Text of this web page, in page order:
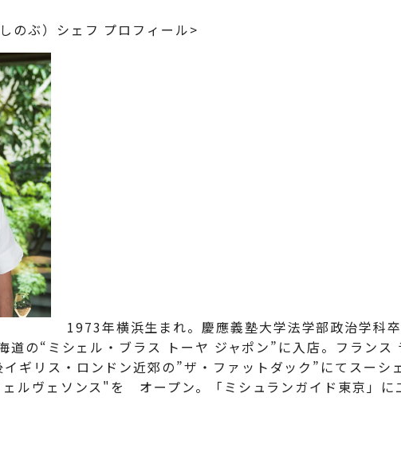
のぶ）シェフ プロフィール>
1973年横浜生まれ。慶應義塾大学法学部政治学科
道の“ミシェル・ブラス トーヤ ジャポン”に入店。フランス
ギリス・ロンドン近郊の”ザ・ファットダック”にてスーシ
ルヴェソンス"を オープン。「ミシュランガイド東京」に